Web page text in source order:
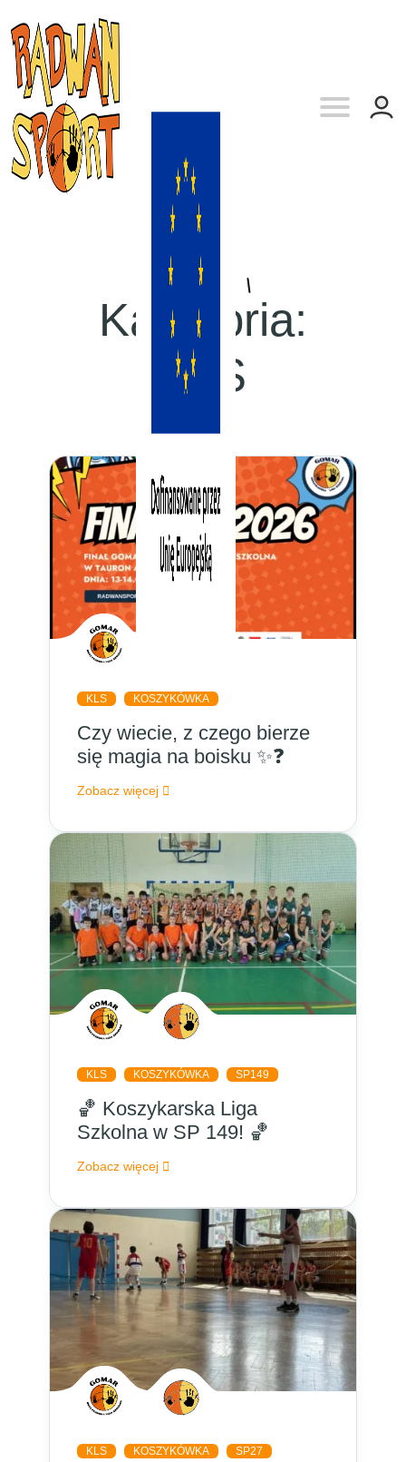
Kategoria:
KLS
KLS KOSZYKÓWKA
Czy wiecie, z czego bierze
się magia na boisku ✨❓
Zobacz więcej
KLS KOSZYKÓWKA SP149
🏀 Koszykarska Liga
Szkolna w SP 149! 🏀
Zobacz więcej
KLS KOSZYKÓWKA SP27